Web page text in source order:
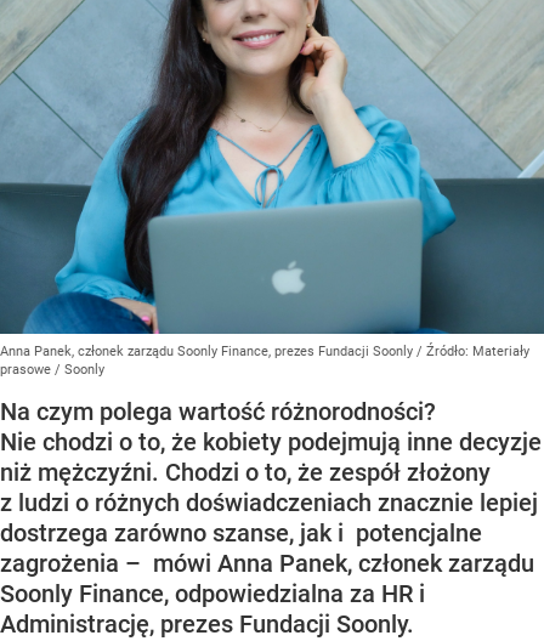
Anna Panek, członek zarządu Soonly Finance, prezes Fundacji Soonly / Źródło: Materiały
prasowe / Soonly
Na czym polega wartość różnorodności?
Nie chodzi o to, że kobiety podejmują inne decyzje
niż mężczyźni. Chodzi o to, że zespół złożony
z ludzi o różnych doświadczeniach znacznie lepiej
dostrzega zarówno szanse, jak i potencjalne
zagrożenia – mówi Anna Panek, członek zarządu
Soonly Finance, odpowiedzialna za HR i
Administrację, prezes Fundacji Soonly.